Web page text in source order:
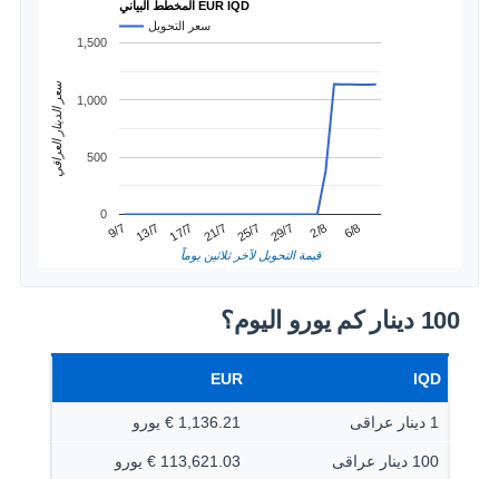
المخطط البياني EUR IQD
سعر التحويل
9/7 13/7 17/7 21/7 25/7 29/7 2/8 6/8
0
500
1,000
1,500
قيمة التحويل لآخر ثلاثين يوماً
سعر الدينار العراقي
100 دينار كم يورو اليوم؟
IQD
EUR
1 دينار عراقى 1,136.21 € يورو
100 دينار عراقى 113,621.03 € يورو